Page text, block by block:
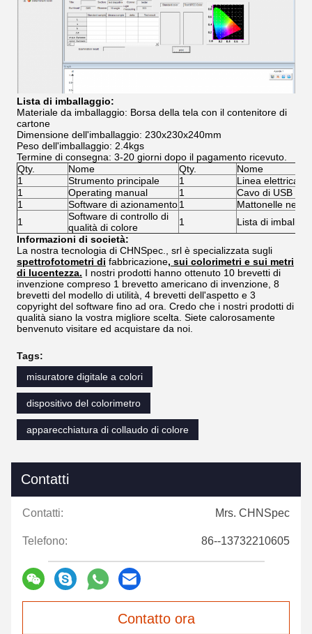
Lista di imballaggio:
Materiale da imballaggio: Borsa della tela con il contenitore di
cartone
Dimensione dell'imballaggio: 230x230x240mm
Peso dell'imballaggio: 2.4kgs
Termine di consegna: 3-20 giorni dopo il pagamento ricevuto.
Qty.
Nome Qty.
Nome
1
Strumento principale 1
Linea elettrica
1
Operating manual 1
Cavo di USB
1
Software di azionamento1
Mattonelle
1
Software di controllo di
qualità di colore
1
Lista di
Informazioni di società:
La nostra tecnologia di CHNSpec., srl è specializzata sugli
spettrofotometri di fabbricazione, sui colorimetri e sui metri
di lucentezza. I nostri prodotti hanno ottenuto 10 brevetti di
invenzione compreso 1 brevetto americano di invenzione, 8
brevetti del modello di utilità, 4 brevetti dell'aspetto e 3
copyright del software fino ad ora. Credo che i nostri prodotti di
qualità siano la vostra migliore scelta. Siete calorosamente
benvenuto visitare ed acquistare da noi.
Tags:
misuratore digitale a colori
dispositivo del colorimetro
apparecchiatura di collaudo di colore
Contatti
Contatti: Mrs. CHNSpec
Telefono: 86--13732210605
Contatto ora